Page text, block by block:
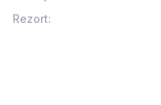
Rezort: